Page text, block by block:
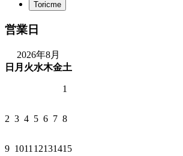
営業日
2026年8月
日 月 火水木金土
1
2 3 4 5 6 7 8
9 1011 12131415